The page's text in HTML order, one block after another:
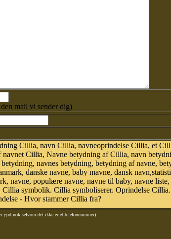
mail vi sender dig)
Cillia, navn Cillia, navneoprindelse Cillia, et
Cillia, Navne betydning af Cillia, navn
navnes betydning, betydning af navne,
danske navne, baby mavne, dansk
navne, populære navne, navne til baby, navne
symbolik. Cillia symboliserer. Oprindelse Cillia.
- Hvor stammer Cillia fra?
god nok selvom det ikke er et telefonnummer)